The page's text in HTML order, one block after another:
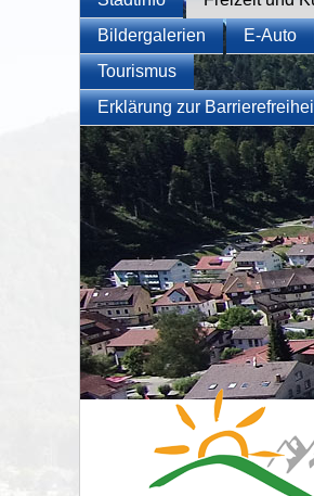
Bildergalerien
E-Auto
Tourismus
Erklärung zur